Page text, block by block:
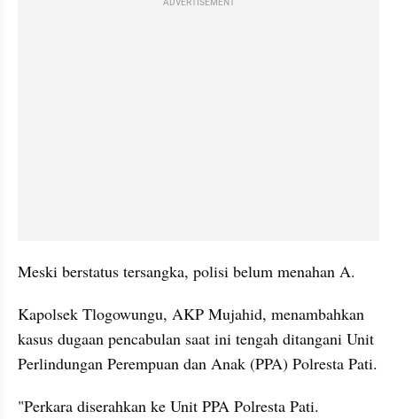
ADVERTISEMENT
Meski berstatus tersangka, polisi belum menahan A.
Kapolsek Tlogowungu, AKP Mujahid, menambahkan
kasus dugaan pencabulan saat ini tengah ditangani Unit
Perlindungan Perempuan dan Anak (PPA) Polresta Pati.
"Perkara diserahkan ke Unit PPA Polresta Pati.